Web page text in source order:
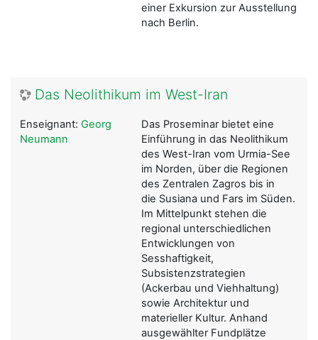
einer Exkursion zur Ausstellung
nach Berlin.
Das Neolithikum im West-Iran
Das Proseminar bietet eine
Einführung in das Neolithikum
des West-Iran vom Urmia-See
im Norden, über die Regionen
des Zentralen Zagros bis in
die Susiana und Fars im Süden.
Im Mittelpunkt stehen die
regional unterschiedlichen
Entwicklungen von
Sesshaftigkeit,
Subsistenzstrategien
(Ackerbau und Viehhaltung)
sowie Architektur und
materieller Kultur. Anhand
ausgewählter Fundplätze
Enseignant: Georg
Neumann